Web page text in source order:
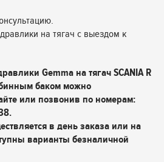
на тягач с выездом к
Gemma на тягач SCANIA R
баком можно
или позвонив по номерам:
в день заказа или на
варианты безналичной